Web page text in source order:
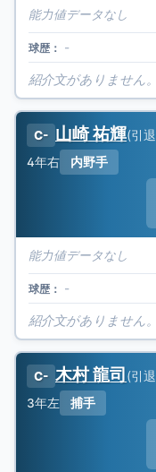
能力値データなし
球歴： -
紹介文がありません。
C- 山崎 祐輝(引退
4年右 内野手
能力値データなし
球歴： -
紹介文がありません。
C- 木村 龍司(引退
3年左 捕手